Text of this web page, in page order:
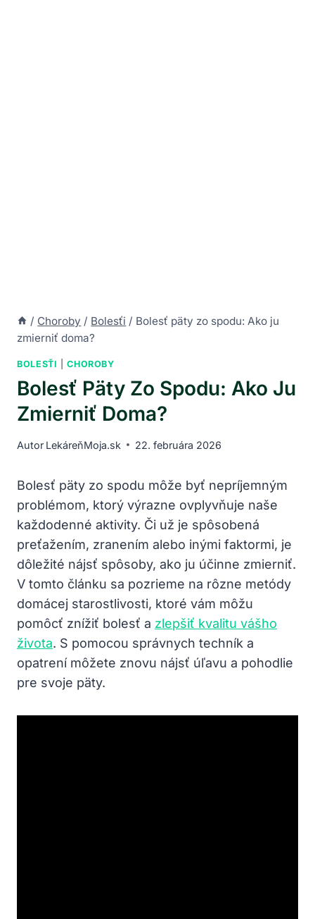
/ Choroby / Bolesťi / Bolesť päty zo spodu: Ako ju
zmierniť doma?
BOLESŤI |CHOROBY
Bolesť Päty Zo Spodu: Ako Ju
Zmierniť Doma?
Autor LekáreňMoja.sk 22. februára 2026
Bolesť päty zo spodu môže byť nepríjemným
problémom, ktorý výrazne ovplyvňuje naše
každodenné aktivity. Či už je spôsobená
preťažením, zranením alebo inými faktormi, je
dôležité nájsť spôsoby, ako ju účinne zmierniť.
V tomto článku sa pozrieme na rôzne metódy
domácej starostlivosti, ktoré vám môžu
pomôcť znížiť bolesť a zlepšiť kvalitu vášho
života. S pomocou správnych techník a
opatrení môžete znovu nájsť úľavu a pohodlie
pre svoje päty.